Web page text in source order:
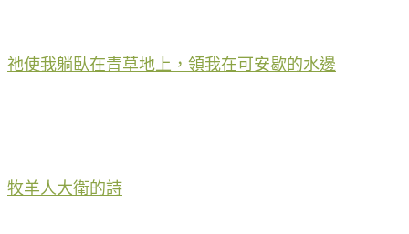
祂使我躺臥在青草地上，領我在可安歇的水邊
牧羊人大衛的詩